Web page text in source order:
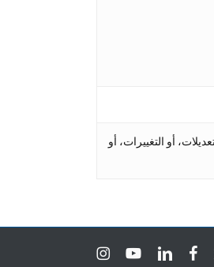
أو التغييرات، أو
facebook
linkedin
youtube
instagram